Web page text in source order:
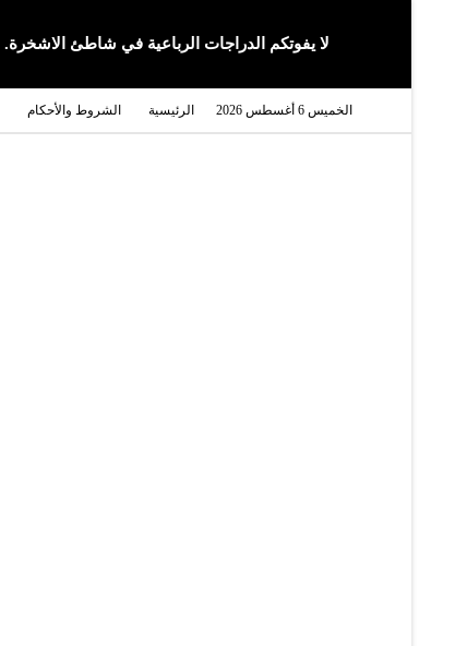
لا يفوتكم الدراجات الرباعية في شاطئ الاشخرة.
الخميس 6 أغسطس 2026 الرئيسية الشروط والأحكام